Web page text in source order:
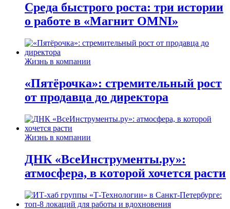
Среда быстрого роста: три истории
о работе в «Магнит OMNI»
Жизнь в компании
«Пятёрочка»: стремительный рост
от продавца до директора
Жизнь в компании
ДНК «ВсеИнструменты.ру»:
атмосфера, в которой хочется расти